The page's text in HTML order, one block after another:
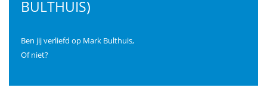
BULTHUIS)
Ben jij verliefd op Mark Bulthuis,
Of niet?